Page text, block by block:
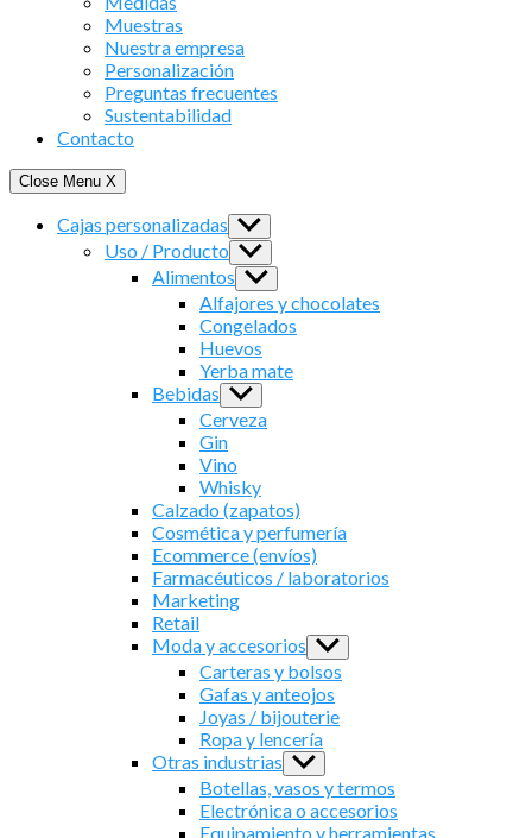
Muestras
Nuestra empresa
Personalización
Preguntas frecuentes
Sustentabilidad
Contacto
Close Menu X
Cajas personalizadas Show
sub
menu
Uso / Producto Show
sub
menu
Alimentos Show
sub
menu
Alfajores y chocolates
Congelados
Huevos
Yerba mate
Bebidas Show
sub
menu
Cerveza
Gin
Vino
Whisky
Calzado (zapatos)
Cosmética y perfumería
Ecommerce (envíos)
Farmacéuticos / laboratorios
Marketing
Retail
Moda y accesorios Show
sub
menu
Carteras y bolsos
Gafas y anteojos
Joyas / bijouterie
Ropa y lencería
Otras industrias Show
sub
menu
Botellas, vasos y termos
Electrónica o accesorios
Equipamiento y herramientas